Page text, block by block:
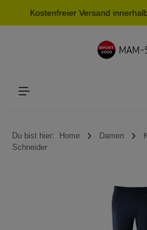
springen
Kostenfreier Versand
Du bist hier: Home Damen
Schneider
Bildergalerie überspringen